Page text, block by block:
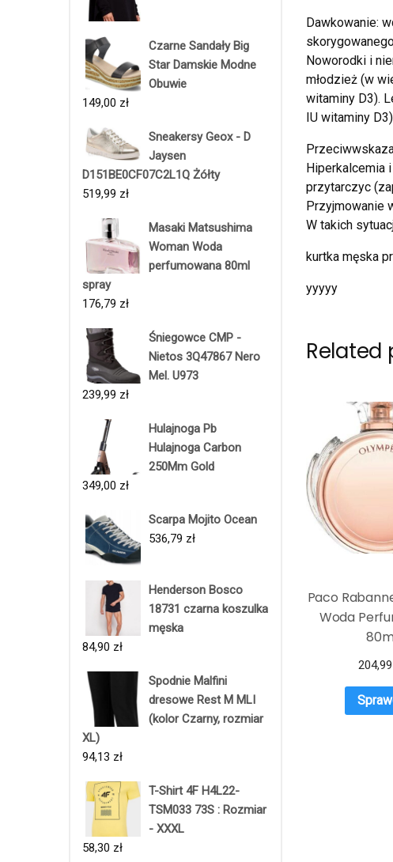
Czarne Sandały Big
Star Damskie Modne
Obuwie
149,00 zł
Sneakersy Geox - D
Jaysen
D151BE0CF07C2L1Q Żółty
519,99 zł
Masaki Matsushima
Woman Woda
perfumowana 80ml
spray
176,79 zł
Śniegowce CMP -
Nietos 3Q47867 Nero
Mel. U973
239,99 zł
Hulajnoga Pb
Hulajnoga Carbon
250Mm Gold
349,00 zł
Scarpa Mojito Ocean
536,79 zł
Henderson Bosco
18731 czarna koszulka
męska
84,90 zł
Spodnie Malfini
dresowe Rest M MLI
(kolor Czarny, rozmiar
XL)
94,13 zł
T-Shirt 4F H4L22-
TSM033 73S : Rozmiar
- XXXL
58,30 zł
Dawkowanie:
Noworodki i
młodzież (w
witaminy D3).
IU witaminy
Hiperkalcemia
przytarczyc
Przyjmowanie
W takich
kurtka męska
yyyyy
Related
Paco
Woda
204,99